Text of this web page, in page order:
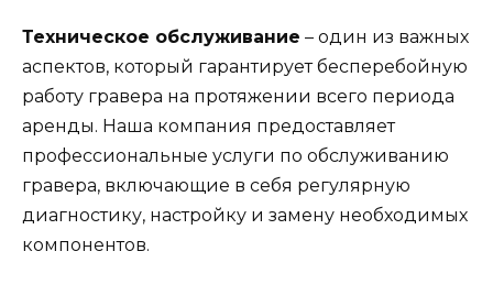
Техническое обслуживание – один из важных
аспектов, который гарантирует бесперебойную
работу гравера на протяжении всего периода
аренды. Наша компания предоставляет
профессиональные услуги по обслуживанию
гравера, включающие в себя регулярную
диагностику, настройку и замену необходимых
компонентов.